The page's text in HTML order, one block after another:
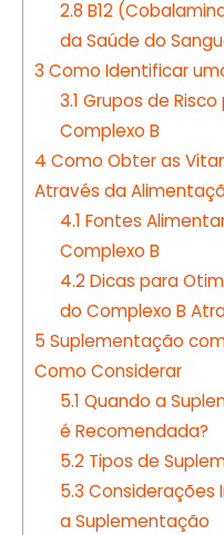
2.8 B12
da Saúde do
3 Como Identificar
3.1 Grupos de
Complexo B
4 Como Obter as
Através da
4.1 Fontes
Complexo B
4.2Dicas para
do Complexo B
5 Suplementação
Como Considerar
5.1 Quando a
é Recomendada?
5.2Tipos de
5.3 Considerações
a Suplementação